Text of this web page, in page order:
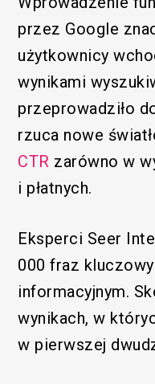
przez Google
użytkownicy
wynikami
przeprowadziło
rzuca nowe
CTR zarówno w
i płatnych.
Eksperci Seer
000 fraz
informacyjnym.
wynikach, w
w pierwszej